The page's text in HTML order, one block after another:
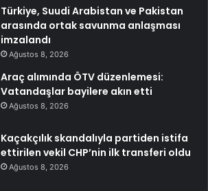
Türkiye, Suudi Arabistan ve Pakistan
arasında ortak savunma anlaşması
imzalandı
Ağustos 8, 2026
Araç alımında ÖTV düzenlemesi:
Vatandaşlar bayilere akın etti
Ağustos 8, 2026
Kaçakçılık skandalıyla partiden istifa
ettirilen vekil CHP’nin ilk transferi oldu
Ağustos 8, 2026